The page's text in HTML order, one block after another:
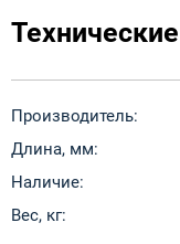
Производитель:
Длина, мм:
Наличие:
Вес, кг: